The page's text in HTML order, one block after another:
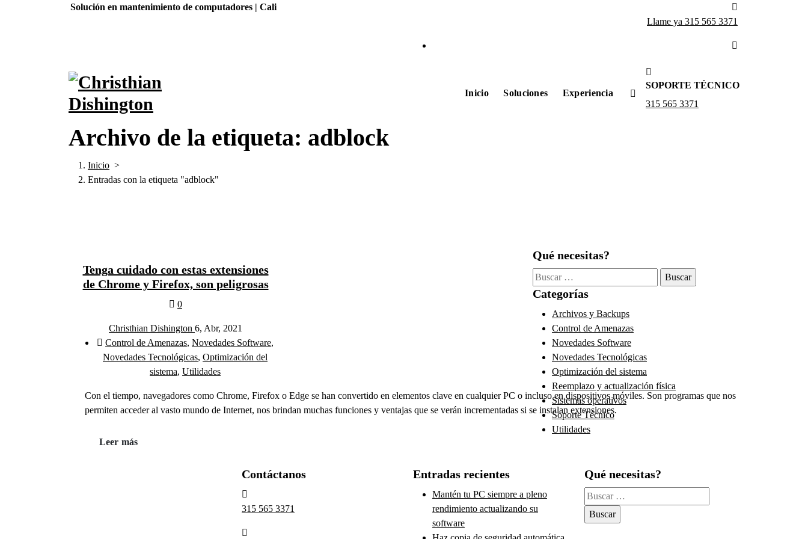
Solución en mantenimiento de computadores | Cali
Llame ya 315 565 3371
Inicio Soluciones Experiencia
SOPORTE TÉCNICO
315 565 3371
Archivo de la etiqueta: adblock
Inicio >
Entradas con la etiqueta "adblock"
Tenga cuidado con estas extensiones
de Chrome y Firefox, son peligrosas
0
Christhian Dishington 6, Abr, 2021
Control de Amenazas, Novedades Software,
Novedades Tecnológicas, Optimización del
sistema, Utilidades
Con el tiempo, navegadores como Chrome, Firefox o Edge se han convertido en elementos clave en cualquier PC o incluso en dispositivos móviles. Son programas que nos
permiten acceder al vasto mundo de Internet, nos brindan muchas funciones y ventajas que se verán incrementadas si se instalan extensiones.
Leer más
Qué necesitas?
Buscar:
Categorías
Archivos y Backups
Control de Amenazas
Novedades Software
Novedades Tecnológicas
Optimización del sistema
Reemplazo y actualización física
Sistemas operativos
Soporte Técnico
Utilidades
Contáctanos
315 565 3371
Entradas recientes
Mantén tu PC siempre a pleno
rendimiento actualizando su
software
Qué necesitas?
Buscar: